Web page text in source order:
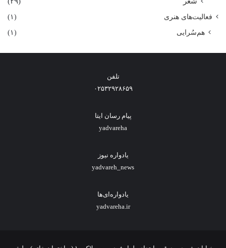
فعالیت‌های هنری (۱)
هم‌سُرایی (۱)
تلفن
۰۲۵۳۲۹۲۸۶۵۹
پیام رسان ایتا
yadvareha
یادواره نیوز
yadvareh_news
یادواره‌ای‌ها
yadvareha.ir